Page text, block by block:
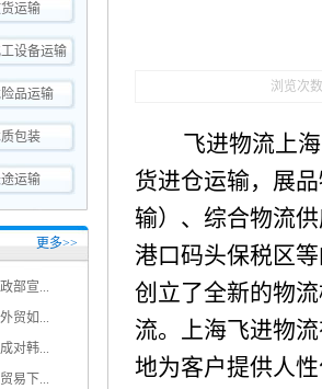
运输
设备运输
品运输
包装
运输
更多>>
部宣...
贸如...
对韩...
易下...
浏览次
飞进物流上
货进仓运输，展
输）、综合物流
港口码头保税区
创立了全新的物
流。上海飞进物
地为客户提供人